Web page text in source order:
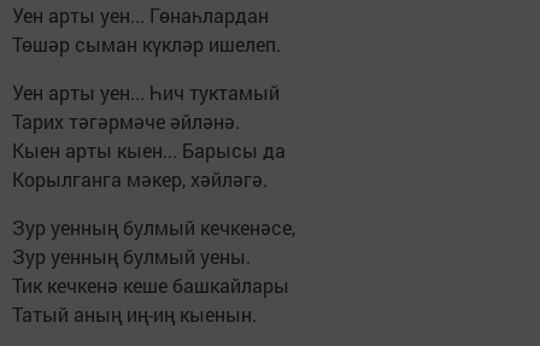
Уен арты уен... Гөнаһлардан
Төшәр сыман күкләр ишелеп.
Уен арты уен... Һич туктамый
Тарих тәгәрмәче әйләнә.
Кыен арты кыен... Барысы да
Корылганга мәкер, хәйләгә.
Зур уенның булмый кечкенәсе,
Зур уенның булмый уены.
Тик кечкенә кеше башкайлары
Татый аның иң-иң кыенын.